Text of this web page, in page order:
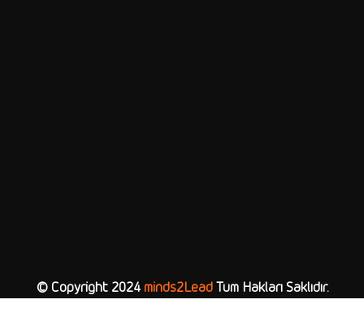
© Copyright 2024 minds2LeadTüm Hakları Saklıdır.